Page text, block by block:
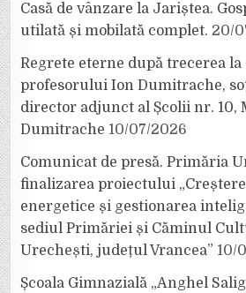
Casă de vânzare la Jariștea.
utilată și mobilată complet. 20/
Regrete eterne după trecerea la
profesorului Ion Dumitrache,
director adjunct al Școlii nr. 10,
Dumitrache 10/07/2026
Comunicat de presă. Primăria
finalizarea proiectului
energetice și gestionarea
sediul Primăriei și Căminul
Urechești, județul Vrancea” 10/
Școala Gimnazială „Anghel